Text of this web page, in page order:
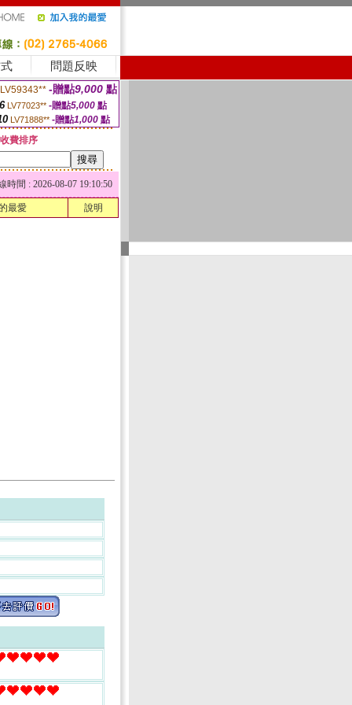
問題反映
LV59343** -贈點9,000 點
LV77023** -贈點5,000點
LV71888** -贈點1,000 點
費排序
時間 : 2026-08-07 19:10:50
最愛 說明